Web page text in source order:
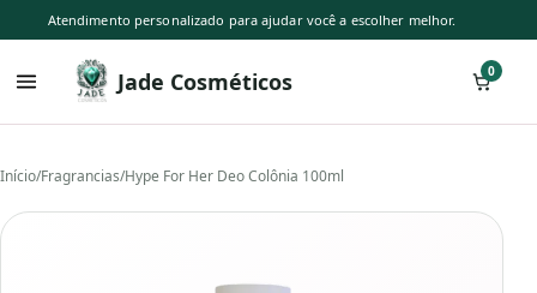
Atendimento personalizado para ajudar você a escolher melhor.
Jade Cosméticos 0
Início/Fragrancias/Hype For Her Deo Colônia 100ml